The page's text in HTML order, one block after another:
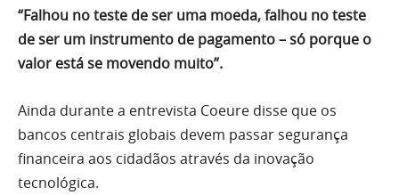
“Falhou no teste de ser uma moeda, falhou no teste
de ser um instrumento de pagamento – só porque o
valor está se movendo muito”.
Ainda durante a entrevista Coeure disse que os
bancos centrais globais devem passar segurança
financeira aos cidadãos através da inovação
tecnológica.